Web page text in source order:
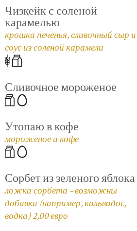
Чизкейк с соленой
карамелью
крошка печенья, сливочный сыр и
соус из соленой карамели
Сливочное мороженое
Утопаю в кофе
мороженое и кофе
Сорбет из зеленого яблока
ложка сорбета - возможны
добавки (например, кальвадос,
водка) 2,00 евро